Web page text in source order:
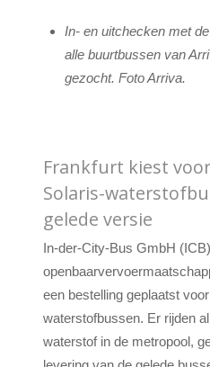
In- en uitchecken met
alle buurtbussen van
gezocht. Foto Arriva.
Frankfurt kiest
Solaris-
gelede versie
In-der-City-Bus GmbH
een bestelling geplaatst
waterstofbussen. Er rijden
waterstof in de metropool,